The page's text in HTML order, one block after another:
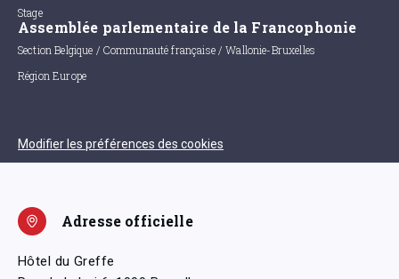
Stage
Assemblée parlementaire de la Francophonie
Section Belgique / Communauté française / Wallonie-Bruxelles
Région Europe
Modifier les préférences des cookies
Adresse officielle
Hôtel du Greffe